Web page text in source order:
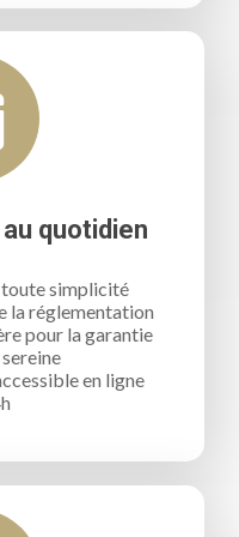
quotidien
toute simplicité
la réglementation
pour la garantie
en ligne